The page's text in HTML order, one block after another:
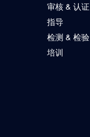
审核 & 认证
指导
检测 & 检验
培训